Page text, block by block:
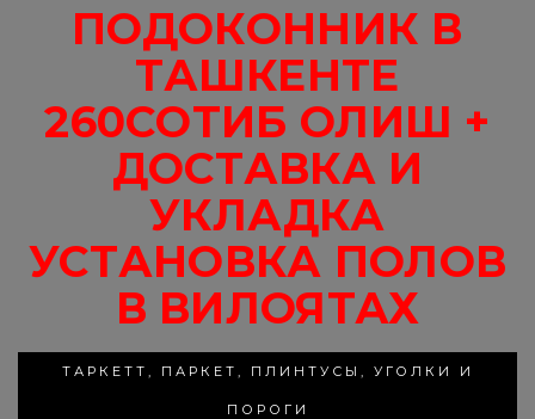
ПОДОКОННИК В
ТАШКЕНТЕ
260СОТИБ ОЛИШ +
ДОСТАВКА И
УКЛАДКА
УСТАНОВКА ПОЛОВ
В ВИЛОЯТАХ
ТАРКЕТТ, ПАРКЕТ, ПЛИНТУСЫ, УГОЛКИ И
ПОРОГИ